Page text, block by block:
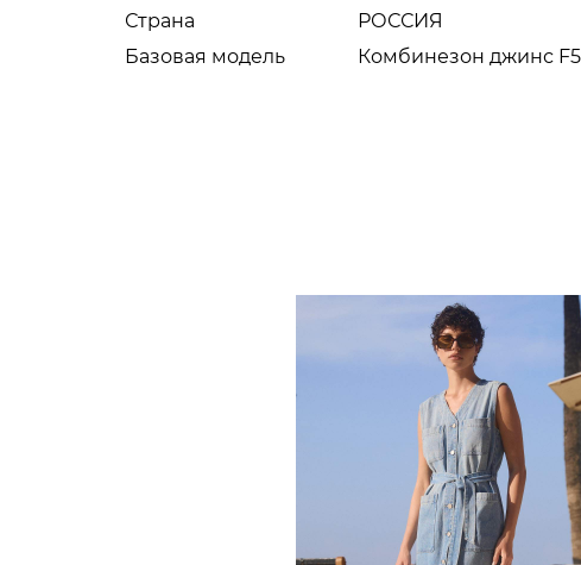
Страна
РОССИЯ
Базовая модель
Комбинезон джинс